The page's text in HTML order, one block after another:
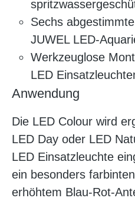
Sechs
JUWEL LED-
Werkzeuglose
LED
Anwendung
Die LED Colour wird
LED Day oder LED
LED Einsatzleuchte
ein besonders
erhöhtem Blau-Rot-